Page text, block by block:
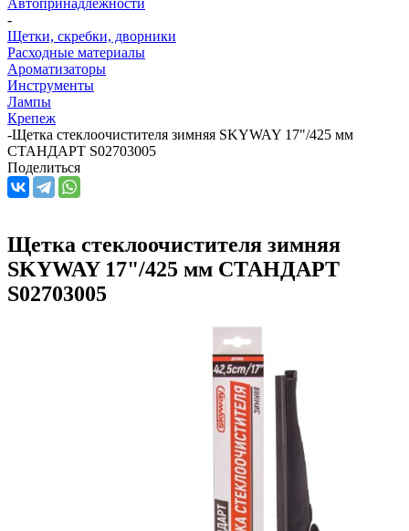
-
Щетки, скребки, дворники
Расходные материалы
Ароматизаторы
Инструменты
Лампы
Крепеж
-Щетка стеклоочистителя зимняя SKYWAY 17"/425 мм
СТАНДАРТ S02703005
Поделиться
Щетка стеклоочистителя зимняя
SKYWAY 17"/425 мм СТАНДАРТ
S02703005